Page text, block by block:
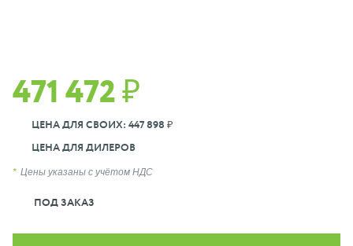
471 472 ₽
ЦЕНА ДЛЯ СВОИХ: 447 898 ₽
ЦЕНА ДЛЯ ДИЛЕРОВ
Цены указаны с учётом НДС
ПОД ЗАКАЗ